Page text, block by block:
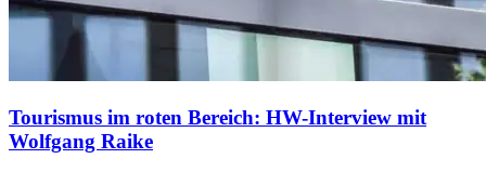
Tourismus im roten Bereich: HW-Interview mit
Wolfgang Raike